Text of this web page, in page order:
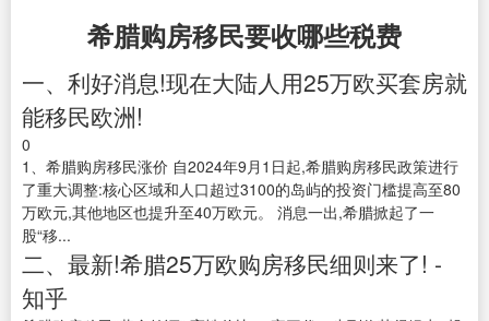
希腊购房移民要收哪些税费
一、利好消息!现在大陆人用25万欧买套房就
能移民欧洲!
0
1、希腊购房移民涨价 自2024年9月1日起,希腊购房移民政策进行
了重大调整:核心区域和人口超过3100的岛屿的投资门槛提高至80
万欧元,其他地区也提升至40万欧元。 消息一出,希腊掀起了一
股“移...
二、最新!希腊25万欧购房移民细则来了! -
知乎